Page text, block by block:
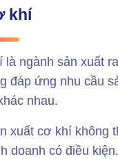
khí
là ngành sản xuất
đáp ứng nhu cầu
nhau.
xuất cơ khí không
doanh có điều